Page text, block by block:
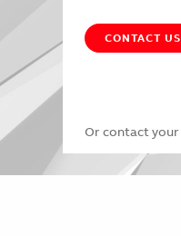
CONTACT US
Or contact your